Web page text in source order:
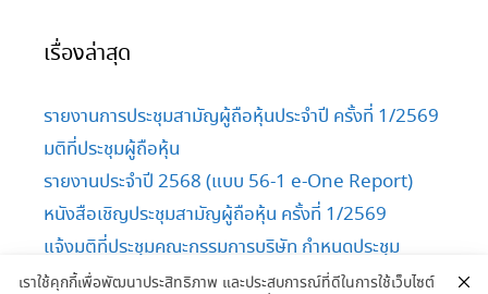
เรื่องล่าสุด
รายงานการประชุมสามัญผู้ถือหุ้นประจำปี ครั้งที่ 1/2569
มติที่ประชุมผู้ถือหุ้น
รายงานประจำปี 2568 (แบบ 56-1 e-One Report)
หนังสือเชิญประชุมสามัญผู้ถือหุ้น ครั้งที่ 1/2569
แจ้งมติที่ประชุมคณะกรรมการบริษัท กำหนดประชุม
สามัญผู้ถือหุ้น ครั้งที่ 1/2569
เราใช้คุกกี้เพื่อพัฒนาประสิทธิภาพ และประสบการณ์ที่ดีในการใช้เว็บไซต์